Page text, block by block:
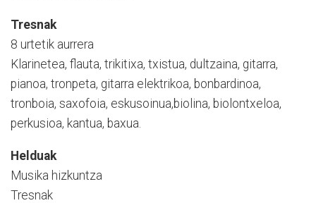
Tresnak
8 urtetik aurrera
Klarinetea, flauta, trikitixa, txistua, dultzaina, gitarra,
pianoa, tronpeta, gitarra elektrikoa, bonbardinoa,
tronboia, saxofoia, eskusoinua,biolina, biolontxeloa,
perkusioa, kantua, baxua.
Helduak
Musika hizkuntza
Tresnak